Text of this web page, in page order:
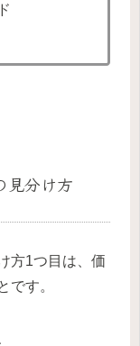
見分け方
方1つ目は、価
です。